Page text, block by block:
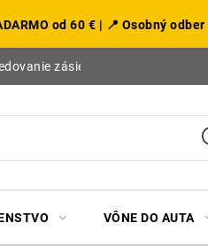
od 60 € | 📍 Osobný
zásielky
VÔNE DO AUTA